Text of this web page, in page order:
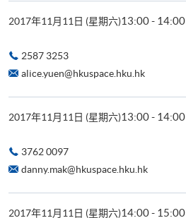
2017年11月11日 (星期六)13:00 - 14:00
2587 3253
alice.yuen@hkuspace.hku.hk
2017年11月11日 (星期六)13:00 - 14:00
3762 0097
danny.mak@hkuspace.hku.hk
2017年11月11日 (星期六)14:00 - 15:00